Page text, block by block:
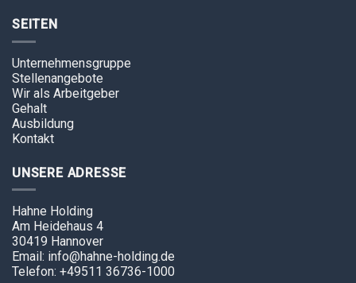
SEITEN
Unternehmensgruppe
Stellenangebote
Wir als Arbeitgeber
Gehalt
Ausbildung
Kontakt
UNSERE ADRESSE
Hahne Holding
Am Heidehaus 4
30419 Hannover
Email: info@hahne-holding.de
Telefon: +49511 36736-1000